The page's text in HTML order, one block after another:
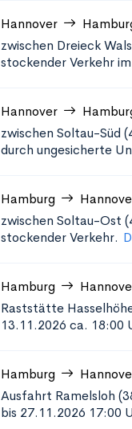
Hannover
zwischen Dreieck
stockender Verkehr
Hannover
zwischen Soltau-Süd
durch ungesicherte
Hamburg
zwischen Soltau-Ost
stockender Verkehr.
Hamburg
Raststätte
13.11.2026 ca. 18:00
Hamburg
Ausfahrt Ramelsloh
bis 27.11.2026 17:00